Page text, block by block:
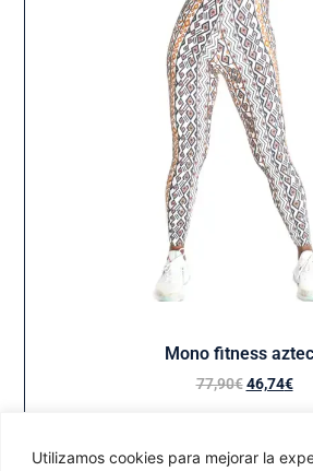
Utilizamos cookies para mejorar la
Mono fitness
77,90€ 46,74€